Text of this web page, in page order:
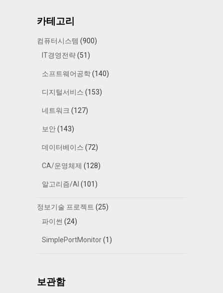
카테고리
컴퓨터시스템 (900)
IT경영전략(51)
소프트웨어공학(140)
디지털서비스 (153)
네트워크 (127)
보안(143)
데이터베이스 (72)
CA/운영체제 (128)
알고리즘/AI (101)
정보기술 프로젝트 (25)
파이썬 (24)
SimplePortMonitor(1)
보관함